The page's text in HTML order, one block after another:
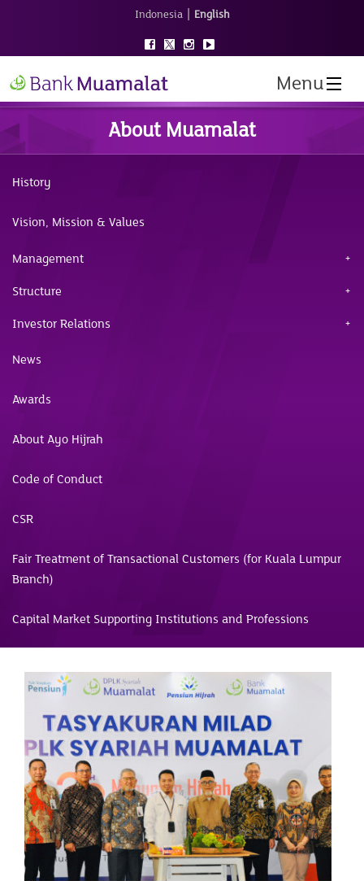
Indonesia | English
Menu
About Muamalat
History
Vision, Mission & Values
Management
Structure
Investor Relations
News
Awards
About Ayo Hijrah
Code of Conduct
CSR
Fair Treatment of Transactional Customers (for Kuala Lumpur
Branch)
Capital Market Supporting Institutions and Professions